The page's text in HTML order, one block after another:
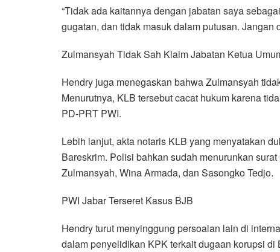
“Tidak ada kaitannya dengan jabatan saya
gugatan, dan tidak masuk dalam putusan. Jangan
Zulmansyah Tidak Sah Klaim Jabatan Ketua
Hendry juga menegaskan bahwa Zulmansyah
Menurutnya, KLB tersebut cacat hukum karena
PD-PRT PWI.
Lebih lanjut, akta notaris KLB yang menyatakan
Bareskrim. Polisi bahkan sudah menurunkan
Zulmansyah, Wina Armada, dan Sasongko Tedjo.
PWI Jabar Terseret Kasus BJB
Hendry turut menyinggung persoalan lain di
dalam penyelidikan KPK terkait dugaan korupsi